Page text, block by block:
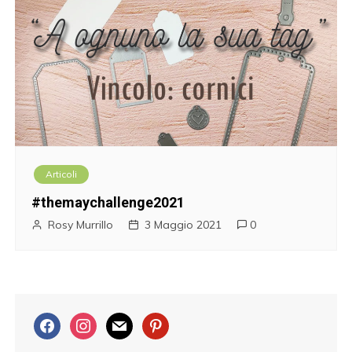
Articoli
#themaychallenge2021
Rosy Murrillo 3 Maggio 2021 0
f
a
i
n
m
a
p